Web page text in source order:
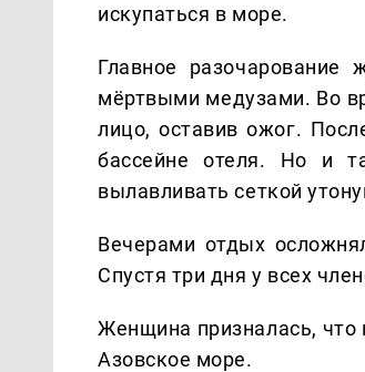
искупаться в море.
Главное
мёртвыми медузами. Во
лицо, оставив ожог.
бассейне отеля. Но и
вылавливать сеткой
Вечерами отдых
Спустя три дня у всех
Женщина призналась, что
Азовское море.